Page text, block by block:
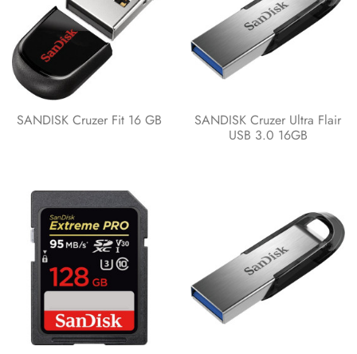
SANDISK Cruzer Fit 16 GB
SANDISK Cruzer Ultra Flair
USB 3.0 16GB